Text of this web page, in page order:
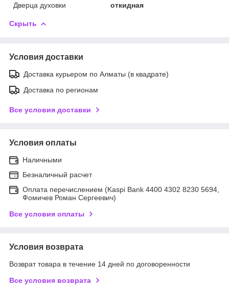
Дверца духовки
откидная
Скрыть
Условия доставки
Доставка курьером по Алматы (в квадрате)
Доставка по регионам
Все условия доставки
Условия оплаты
Наличными
Безналичный расчет
Оплата перечислением (Kaspi Bank 4400 4302 8230 5694,
Фомичев Роман Сергеевич)
Все условия оплаты
Условия возврата
Возврат товара в течение 14 дней по договоренности
Все условия возврата